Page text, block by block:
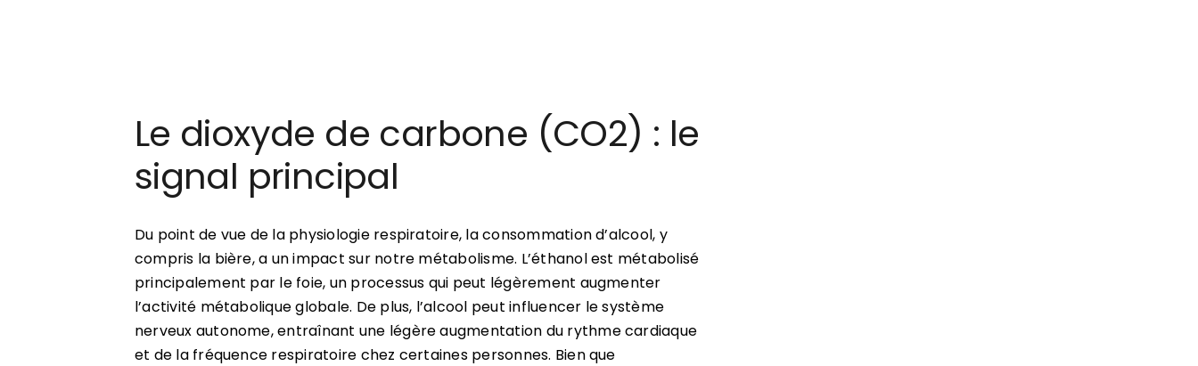
Le dioxyde de carbone (CO2) : le
signal principal
Du point de vue de la physiologie respiratoire, la consommation d’alcool, y
compris la bière, a un impact sur notre métabolisme. L’éthanol est métabolisé
principalement par le foie, un processus qui peut légèrement augmenter
l’activité métabolique globale. De plus, l’alcool peut influencer le système
nerveux autonome, entraînant une légère augmentation du rythme cardiaque
et de la fréquence respiratoire chez certaines personnes. Bien que